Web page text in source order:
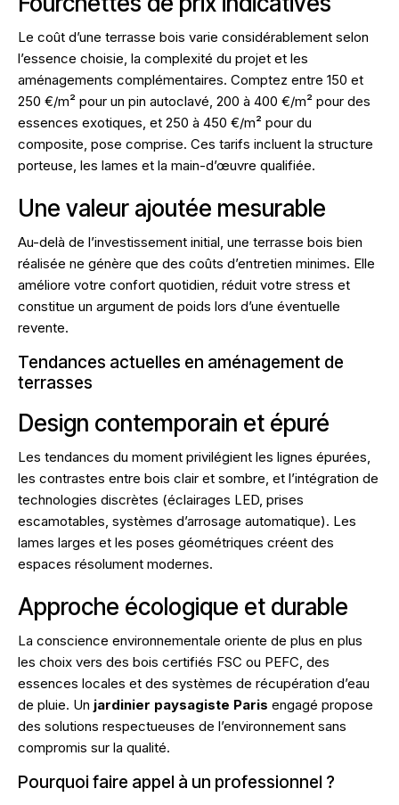
Le coût d’une terrasse bois varie considérablement selon
l’essence choisie, la complexité du projet et les
aménagements complémentaires. Comptez entre 150 et
250 €/m² pour un pin autoclavé, 200 à 400 €/m² pour des
essences exotiques, et 250 à 450 €/m² pour du
composite, pose comprise. Ces tarifs incluent la structure
porteuse, les lames et la main-d’œuvre qualifiée.
Une valeur ajoutée mesurable
Au-delà de l’investissement initial, une terrasse bois bien
réalisée ne génère que des coûts d’entretien minimes. Elle
améliore votre confort quotidien, réduit votre stress et
constitue un argument de poids lors d’une éventuelle
revente.
Tendances actuelles en aménagement de
terrasses
Design contemporain et épuré
Les tendances du moment privilégient les lignes épurées,
les contrastes entre bois clair et sombre, et l’intégration de
technologies discrètes (éclairages LED, prises
escamotables, systèmes d’arrosage automatique). Les
lames larges et les poses géométriques créent des
espaces résolument modernes.
Approche écologique et durable
La conscience environnementale oriente de plus en plus
les choix vers des bois certifiés FSC ou PEFC, des
essences locales et des systèmes de récupération d’eau
de pluie. Un jardinier paysagiste Paris engagé propose
des solutions respectueuses de l’environnement sans
compromis sur la qualité.
Pourquoi faire appel à un professionnel ?